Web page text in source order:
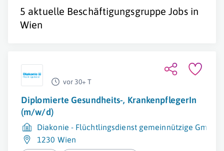
5 aktuelle Beschäftigungsgruppe Jobs in
Wien
vor 30+ T
Diplomierte Gesundheits-, KrankenpflegerIn
(m/w/d)
Diakonie - Flüchtlingsdienst gemeinnützige GmbH
1230 Wien